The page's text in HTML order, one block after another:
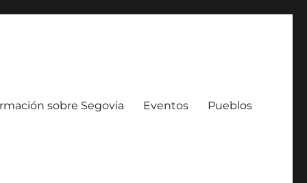
sobre Segovia Eventos Pueblos